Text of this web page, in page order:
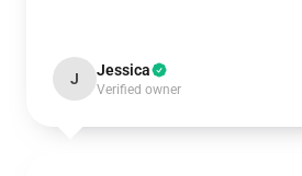
J Jessica
Verified owner